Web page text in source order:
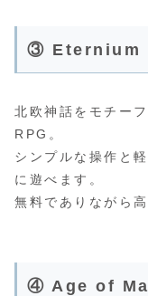
③ Eternium（
北欧神話をモチー
RPG。
シンプルな操作と
に遊べます。
無料でありながら
④ Age of